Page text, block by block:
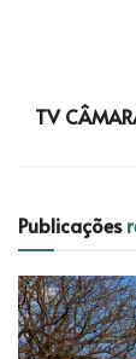
TV
Publicações